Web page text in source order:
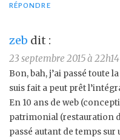
RÉPONDRE
zeb dit :
23 septembre 2015 à 22h14
Bon, bah, j’ai passé toute
suis fait a peut prêt
En 10 ans de web
patrimonial (restauration
passé autant de temps sur